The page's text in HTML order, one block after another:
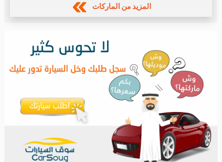
المزيد من الماركات